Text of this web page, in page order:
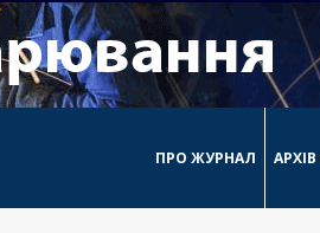
ПРО ЖУРНАЛ